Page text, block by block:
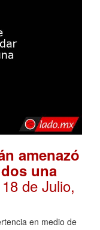
amenazó
una
de Julio,
en medio de